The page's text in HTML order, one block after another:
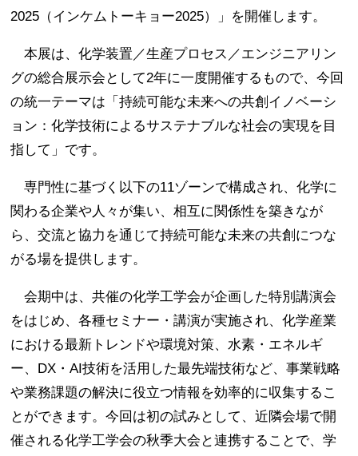
2025（インケムトーキョー2025）」を開催します。
本展は、化学装置／生産プロセス／エンジニアリン
グの総合展示会として2年に一度開催するもので、今回
の統一テーマは「持続可能な未来への共創イノベーシ
ョン：化学技術によるサステナブルな社会の実現を目
指して」です。
専門性に基づく以下の11ゾーンで構成され、化学に
関わる企業や人々が集い、相互に関係性を築きなが
ら、交流と協力を通じて持続可能な未来の共創につな
がる場を提供します。
会期中は、共催の化学工学会が企画した特別講演会
をはじめ、各種セミナー・講演が実施され、化学産業
における最新トレンドや環境対策、水素・エネルギ
ー、DX・AI技術を活用した最先端技術など、事業戦略
や業務課題の解決に役立つ情報を効率的に収集するこ
とができます。今回は初の試みとして、近隣会場で開
催される化学工学会の秋季大会と連携することで、学